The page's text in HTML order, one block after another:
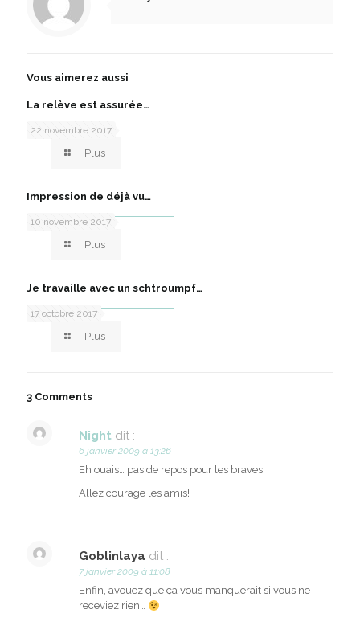
Vous aimerez aussi
22 novembre 2017
La relève est assurée…
Plus
10 novembre 2017
Impression de déjà vu…
Plus
17 octobre 2017
Je travaille avec un schtroumpf…
Plus
3 Comments
Night dit :
6 janvier 2009 à 13:26
Eh ouais… pas de repos pour les braves.
Allez courage les amis!
Goblinlaya dit :
7 janvier 2009 à 11:08
Enfin, avouez que ça vous manquerait si vous ne
receviez rien…